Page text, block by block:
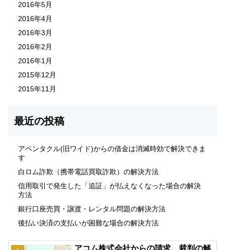
2016年5月
2016年4月
2016年3月
2016年2月
2016年1月
2015年12月
2015年11月
最近の投稿
アペンタクル(旧ワイド)からの借金は消滅時効で解決できま
す
白ロム詐欺（携帯電話買取詐欺）の解決方法
信用取引で発生した「追証」が払えなくなった場合の解決
方法
銀行口座売買・譲渡・レンタル問題の解決方法
後払い決済の支払いが困難な場合の解決方法
アコム株式会社からの請求、裁判の解